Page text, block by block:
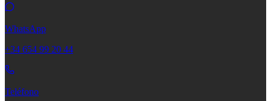
WhatsApp
+34 654 99 20 44
Teléfono